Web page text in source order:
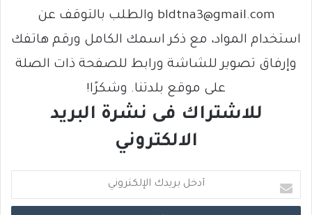
bldtna3@gmail.com والطلب بالتوقف عن
استخدام المواد، مع ذكر اسمك الكامل ورقم هاتفك
وإرفاق تصوير للشاشة ورابط للصفحة ذات الصلة
على موقع بلدتنا. وشكرًا!
للاشتراك فى نشرة البريد
الالكتروني
د